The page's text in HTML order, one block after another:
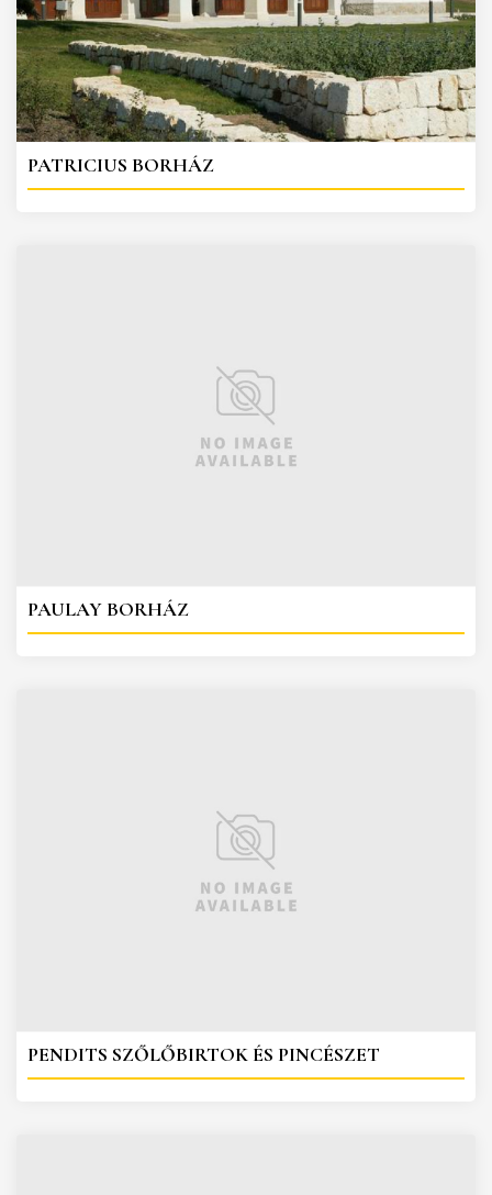
PATRICIUS BORHÁZ
PAULAY BORHÁZ
PENDITS SZŐLŐBIRTOK ÉS PINCÉSZET